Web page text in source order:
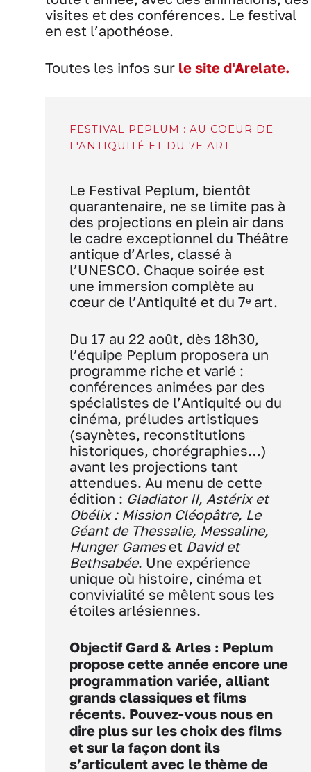
visites et des conférences. Le festival
en est l’apothéose.
Toutes les infos sur le site d'Arelate.
FESTIVAL PEPLUM : AU COEUR DE
L'ANTIQUITÉ ET DU 7E ART
Le Festival Peplum, bientôt
quarantenaire, ne se limite pas à
des projections en plein air dans
le cadre exceptionnel du Théâtre
antique d’Arles, classé à
l’UNESCO. Chaque soirée est
une immersion complète au
cœur de l’Antiquité et du 7ᵉ art.
Du 17 au 22 août, dès 18h30,
l’équipe Peplum proposera un
programme riche et varié :
conférences animées par des
spécialistes de l’Antiquité ou du
cinéma, préludes artistiques
(saynètes, reconstitutions
historiques, chorégraphies…)
avant les projections tant
attendues. Au menu de cette
édition : Gladiator II, Astérix et
Obélix : Mission Cléopâtre, Le
Géant de Thessalie, Messaline,
Hunger Games et David et
Bethsabée. Une expérience
unique où histoire, cinéma et
convivialité se mêlent sous les
étoiles arlésiennes.
Objectif Gard & Arles : Peplum
propose cette année encore une
programmation variée, alliant
grands classiques et films
récents. Pouvez-vous nous en
dire plus sur les choix des films
et sur la façon dont ils
s’articulent avec le thème de